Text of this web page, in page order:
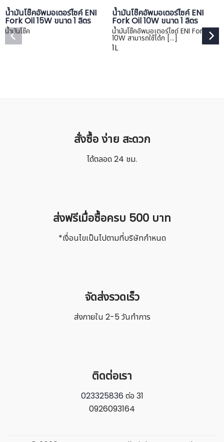
น้ำมันโช๊คอัพมอเตอร์ไซค์ ENI
Fork Oil 15W ขนาด 1 ลิตร
น้ำมันโช๊ค
น้ำมันโช๊คอัพมอเตอร์ไซค์ ENI
Fork Oil 10W ขนาด 1 ลิตร
น้ำมันโช๊คอัพมอเตอร์ไซด์ ENI Fork Oil
10W สามารถใช้ได้ก […]
1L
สั่งซื้อ ง่าย สะดวก
ได้ตลอด 24 ชม.
ส่งฟรีเมื่อซื้อครบ 500 บาท
*เงื่อนไขเป็นไปตามที่บริษัทกำหนด
จัดส่งรวดเร็ว
ส่งภายใน 2-5 วันทำการ
ติดต่อเรา
023325836 ต่อ 31
0926093164